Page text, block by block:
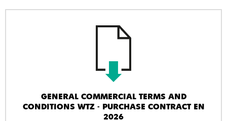
GENERAL COMMERCIAL TERMS AND
CONDITIONS WTZ - PURCHASE CONTRACT EN
2026